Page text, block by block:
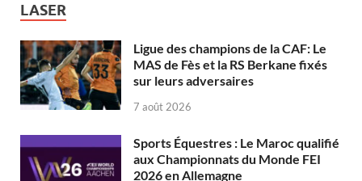
LASER
Ligue des champions de la CAF: Le
MAS de Fès et la RS Berkane fixés
sur leurs adversaires
7 août 2026
Sports Équestres : Le Maroc qualifié
aux Championnats du Monde FEI
2026 en Allemagne